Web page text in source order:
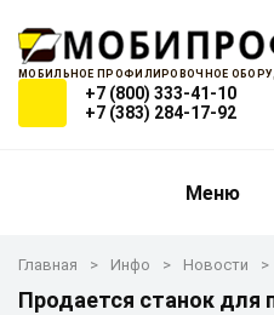
МОБИЛЬНОЕ ПРОФИЛИРОВОЧНОЕ
+7 (800) 333-41-10
+7 (383) 284-17-92
Меню
Главная Инфо Новости
Продается станок для